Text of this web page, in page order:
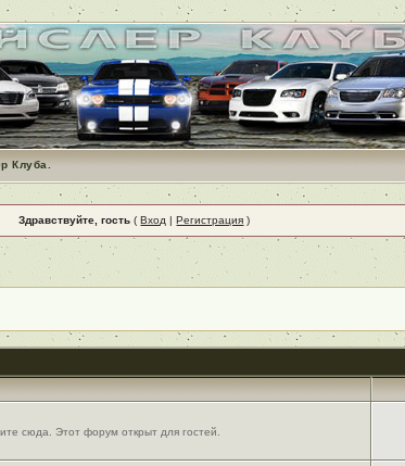
Клуба.
Здравствуйте, гость (Вход |Регистрация )
сюда. Этот форум открыт для гостей.